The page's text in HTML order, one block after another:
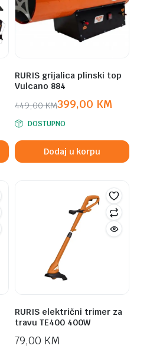
RURIS grijalica plinski top
Vulcano 884
449,00KM
Original
price
was:
449,00 KM.
399,00 KM
Current
price
is:
399,00 KM.
DOSTUPNO
Dodaj u korpu
RURIS električni trimer za
travu TE400 400W
79,00 KM